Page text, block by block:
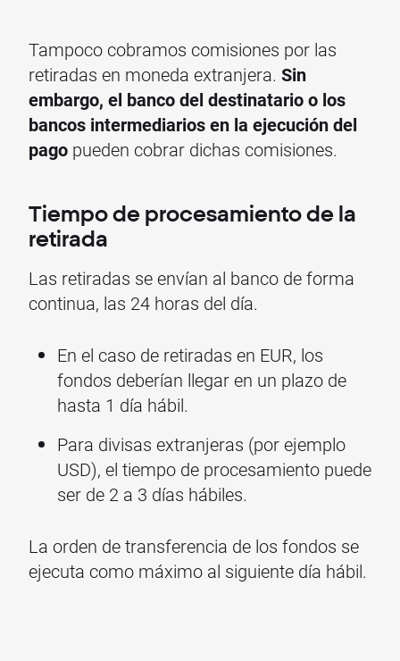
Tampoco cobramos comisiones por las
retiradas en moneda extranjera. Sin
embargo, el banco del destinatario o los
bancos intermediarios en la ejecución del
pago pueden cobrar dichas comisiones.
Tiempo de procesamiento de la
retirada
Las retiradas se envían al banco de forma
continua, las 24 horas del día.
En el caso de retiradas en EUR, los
fondos deberían llegar en un plazo de
hasta 1 día hábil.
Para divisas extranjeras (por ejemplo
USD), el tiempo de procesamiento puede
ser de 2 a 3 días hábiles.
La orden de transferencia de los fondos se
ejecuta como máximo al siguiente día hábil.